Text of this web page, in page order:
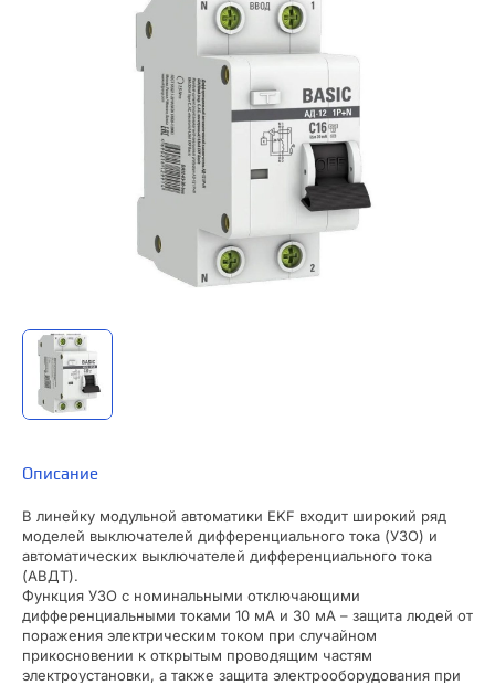
Описание
В линейку модульной автоматики EKF входит широкий ряд
моделей выключателей дифференциального тока (УЗО) и
автоматических выключателей дифференциального тока
(АВДТ).
Функция УЗО с номинальными отключающими
дифференциальными токами 10 мА и 30 мА – защита людей от
поражения электрическим током при случайном
прикосновении к открытым проводящим частям
электроустановки, а также защита электрооборудования при